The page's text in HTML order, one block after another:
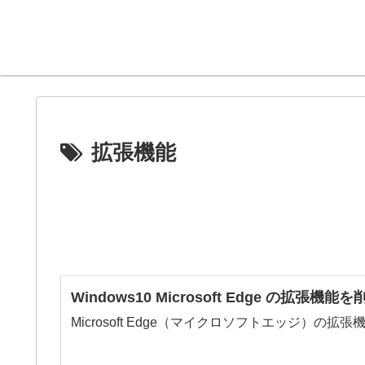
拡張機能
Windows10 Microsoft Edge の拡張機能を
Microsoft Edge（マイクロソフトエッジ）の拡張